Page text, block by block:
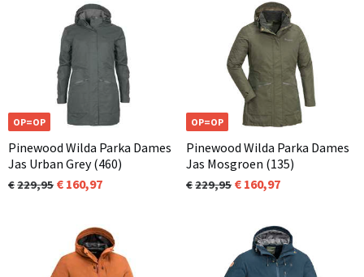
OP=OP
Pinewood Wilda Parka Dames
Jas Urban Grey (460)
229,95 160,97
OP=OP
Pinewood Wilda Parka Dames
Jas Mosgroen (135)
229,95 160,97